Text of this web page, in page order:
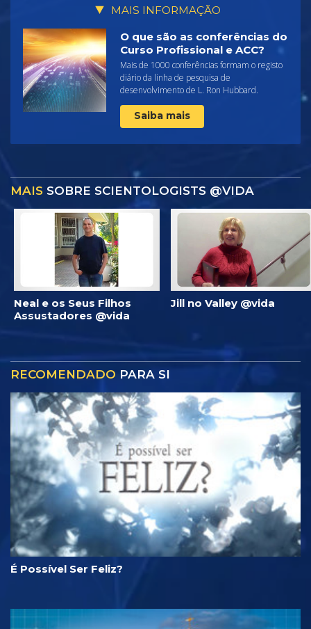
MAIS INFORMAÇÃO
O que são as conferências do
Curso Profissional e ACC?
Mais de 1000 conferências formam o registo
diário da linha de pesquisa de
desenvolvimento de L. Ron Hubbard.
Saiba mais
MAIS SOBRE SCIENTOLOGISTS @VIDA
Neal e os Seus Filhos
Assustadores @vida
Jill no Valley @vida
RECOMENDADO PARA SI
É Possível Ser Feliz?